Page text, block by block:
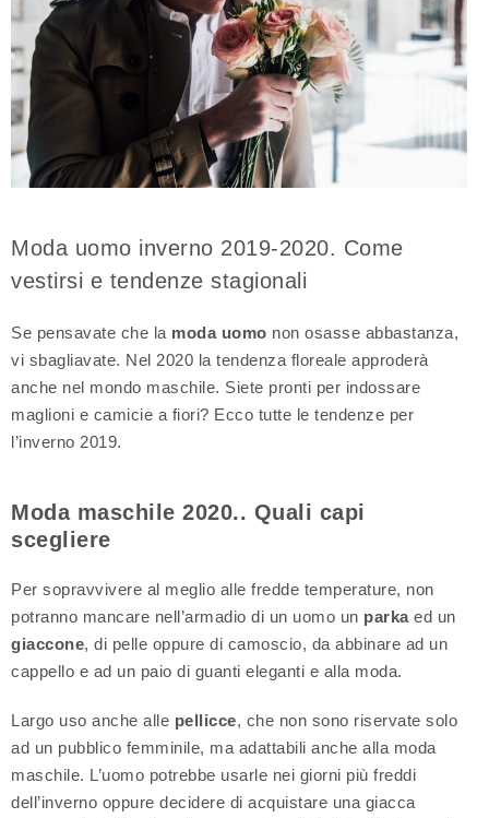
Moda uomo inverno 2019-2020. Come
vestirsi e tendenze stagionali
Se pensavate che la moda uomo non osasse abbastanza,
vi sbagliavate. Nel 2020 la tendenza floreale approderà
anche nel mondo maschile. Siete pronti per indossare
maglioni e camicie a fiori? Ecco tutte le tendenze per
l’inverno 2019.
Moda maschile 2020.. Quali capi
scegliere
Per sopravvivere al meglio alle fredde temperature, non
potranno mancare nell’armadio di un uomo un parka ed un
giaccone, di pelle oppure di camoscio, da abbinare ad un
cappello e ad un paio di guanti eleganti e alla moda.
Largo uso anche alle pellicce, che non sono riservate solo
ad un pubblico femminile, ma adattabili anche alla moda
maschile. L’uomo potrebbe usarle nei giorni più freddi
dell’inverno oppure decidere di acquistare una giacca